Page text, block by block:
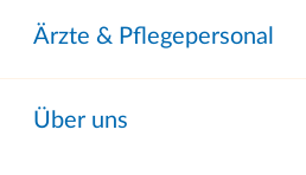
Ärzte & Pflegepersonal
Über uns